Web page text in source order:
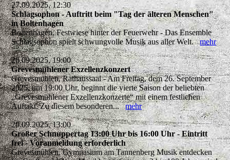
27.09.2025, 12:30
Schlagsophon - Auftritt beim "Tag der älteren Menschen"
in Boltenhagen
Boltenhagen, Festwiese hinter der Feuerwehr - Das Ensemble
Schlagsophon spielt schwungvolle Musik aus aller Welt.mehr
26.09.2025, 19:00
Grevesmühlener Exzellenzkonzert
Grevesmühlen, Rathaussaal - Am Freitag, dem 26. September
2025, um 19:00 Uhr, beginnt die vierte Saison der beliebten
„Grevesmühlener Exzellenzkonzerte“ mit einem festlichen
Auftakt. Zu diesem besonderen...mehr
20.09.2025, 13:00
Großer Schnuppertag 13:00 Uhr bis 16:00 Uhr - Eintritt
frei - Voranmeldung erforderlich
Grevesmühlen, Gymnasium am Tannenberg Musik entdecken